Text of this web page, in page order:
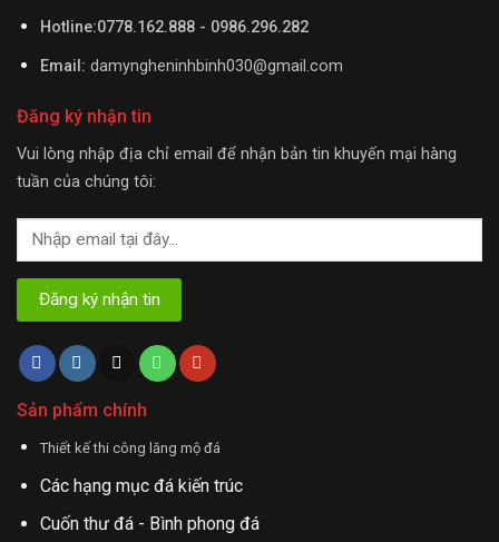
Hotline:0778.162.888 - 0986.296.282
Email: damyngheninhbinh030@gmail.com
Đăng ký nhận tin
Vui lòng nhập địa chỉ email để nhận bản tin khuyến mại hàng
tuần của chúng tôi:
Sản phẩm chính
Thiết kế thi công lăng mộ đá
Các hạng mục đá kiến trúc
Cuốn thư đá - Bình phong đá